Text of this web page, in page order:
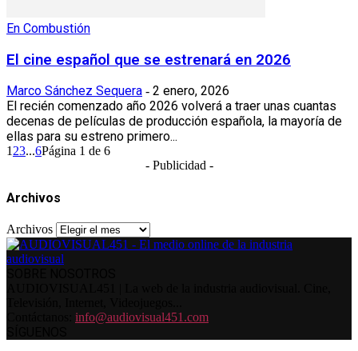
En Combustión
El cine español que se estrenará en 2026
Marco Sánchez Sequera - 2 enero, 2026
El recién comenzado año 2026 volverá a traer unas cuantas
decenas de películas de producción española, la mayoría de
ellas para su estreno primero...
1 23...6Página 1 de 6
- Publicidad -
Archivos
Archivos
info@audiovisual451.com